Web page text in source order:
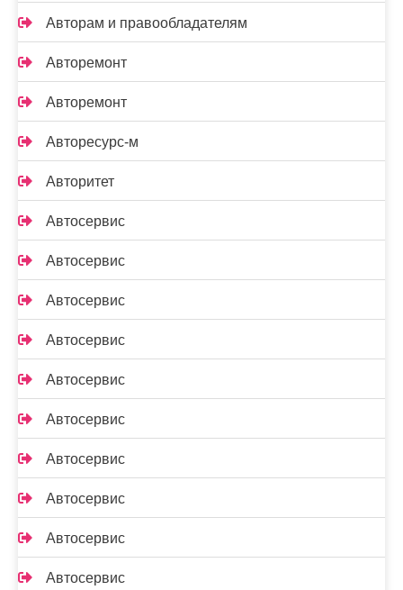
Авторам и правообладателям
Авторемонт
Авторемонт
Авторесурс-м
Авторитет
Автосервис
Автосервис
Автосервис
Автосервис
Автосервис
Автосервис
Автосервис
Автосервис
Автосервис
Автосервис